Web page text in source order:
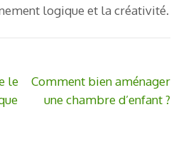
logique et la créativité.
le
Comment bien aménager
une chambre d’enfant ?